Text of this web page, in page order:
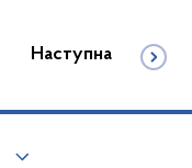
Наступна